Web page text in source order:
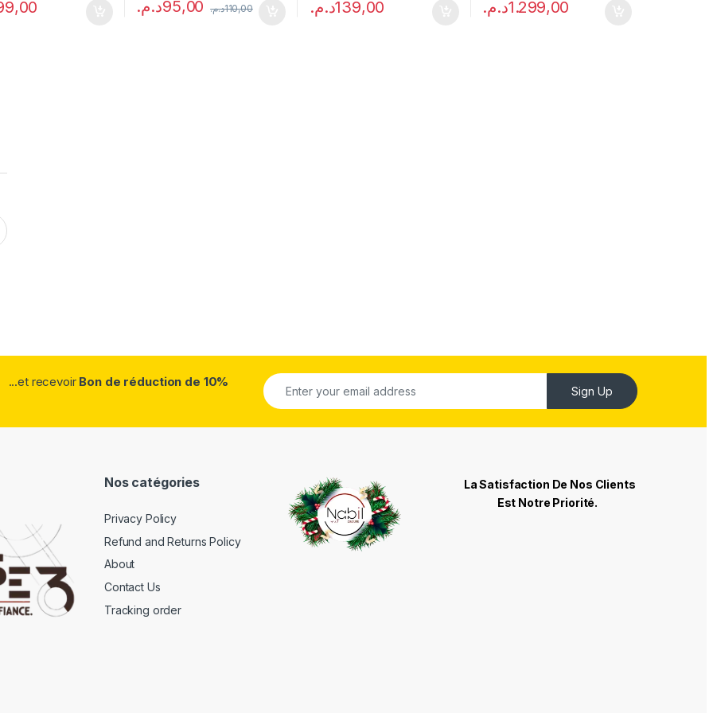
95,00د.م. 110,00د.م. 139,00د.م. 1.299,00د.م.
...et recevoir Bon de réduction de 10%
Sign Up
Nos catégories
Privacy Policy
Refund and Returns Policy
About
Contact Us
Tracking order
La Satisfaction De Nos Clients
Est Notre Priorité.